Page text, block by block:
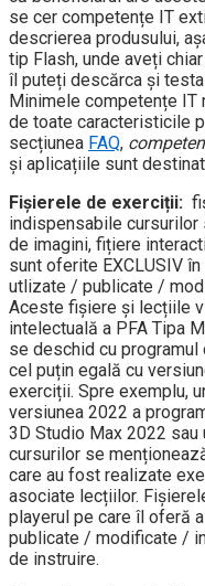
se cer competențe IT
descrierea produsului,
tip Flash, unde aveți
îl puteți descărca și
Minimele competențe IT
de toate caracteristicile
secțiunea FAQ,
și aplicațiile sunt
Fișierele de exerciții:
indispensabile cursurilor
de imagini, fițiere
sunt oferite EXCLUSIV
utlizate / publicate /
Aceste fișiere și lecțiile
intelectuală a PFA Tipa
se deschid cu programul
cel puțin egală cu
exerciții. Spre exemplu,
versiunea 2022 a
3D Studio Max 2022
cursurilor se
care au fost realizate
asociate lecțiilor.
playerul pe care îl oferă
publicate / modificate /
de instruire.